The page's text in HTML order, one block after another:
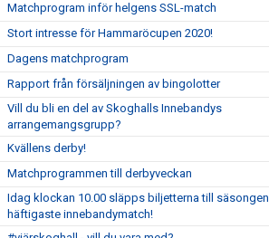
Matchprogram inför helgens SSL-match
Stort intresse för Hammaröcupen 2020!
Dagens matchprogram
Rapport från försäljningen av bingolotter
Vill du bli en del av Skoghalls Innebandys
arrangemangsgrupp?
Kvällens derby!
Matchprogrammen till derbyveckan
Idag klockan 10.00 släpps biljetterna till
häftigaste innebandymatch!